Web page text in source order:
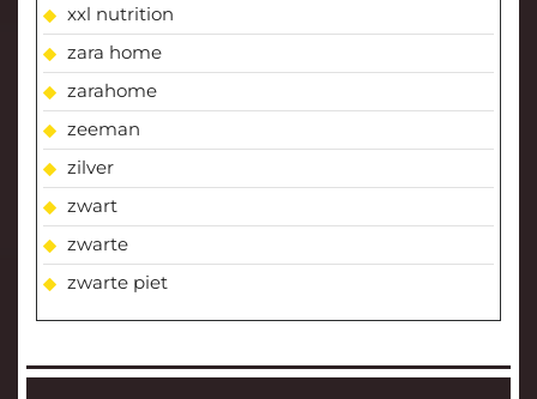
xxl nutrition
zara home
zarahome
zeeman
zilver
zwart
zwarte
zwarte piet